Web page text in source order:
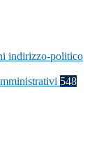
indirizzo-politico
548